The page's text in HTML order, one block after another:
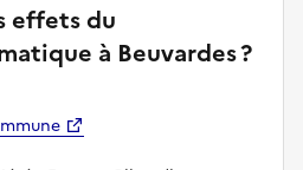
effets du
à Beuvardes ?